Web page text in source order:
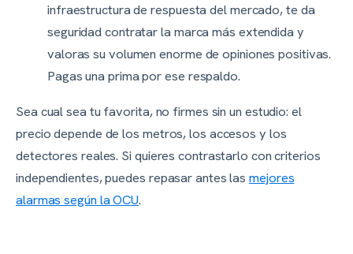
infraestructura de respuesta del mercado, te da
seguridad contratar la marca más extendida y
valoras su volumen enorme de opiniones positivas.
Pagas una prima por ese respaldo.
Sea cual sea tu favorita, no firmes sin un estudio: el
precio depende de los metros, los accesos y los
detectores reales. Si quieres contrastarlo con criterios
independientes, puedes repasar antes lasmejores
alarmas según la OCU.